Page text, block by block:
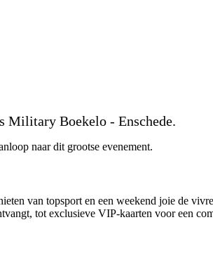
Military Boekelo - Enschede.
naar dit grootse evenement.
van topsport en een weekend joie de
tot exclusieve VIP-kaarten voor een